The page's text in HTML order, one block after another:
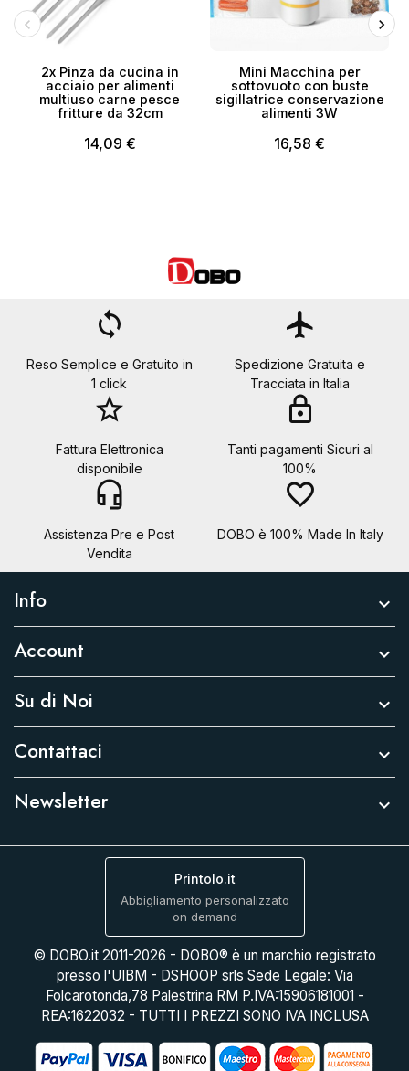
2x Pinza da cucina in
acciaio per alimenti
multiuso carne pesce
fritture da 32cm
14,09 €
Mini Macchina per
sottovuoto con buste
sigillatrice conservazione
alimenti 3W
16,58 €
loop
Reso Semplice e Gratuito in
1 click
flight
Spedizione Gratuita e
Tracciata in Italia
star_border
Fattura Elettronica
disponibile
lock
Tanti pagamenti Sicuri al
100%
headset_mic
Assistenza Pre e Post
Vendita
favorite_border
DOBO è 100% Made In Italy
Info 
Account 
Su di Noi 
Contattaci 
Newsletter 
Printolo.it
Abbigliamento personalizzato
on demand
© DOBO.it 2011-2026 - DOBO® è un marchio registrato
presso l'UIBM - DSHOOP srls Sede Legale: Via
Folcarotonda,78 Palestrina RM P.IVA:15906181001 -
REA:1622032 - TUTTI I PREZZI SONO IVA INCLUSA